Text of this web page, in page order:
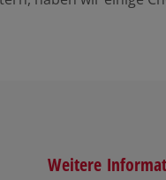
Weitere